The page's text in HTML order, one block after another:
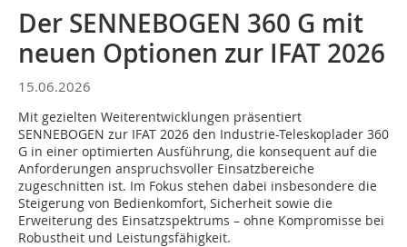
Der SENNEBOGEN 360 G mit
neuen Optionen zur IFAT 2026
15.06.2026
Mit gezielten Weiterentwicklungen präsentiert
SENNEBOGEN zur IFAT 2026 den Industrie-Teleskoplader 360
G in einer optimierten Ausführung, die konsequent auf die
Anforderungen anspruchsvoller Einsatzbereiche
zugeschnitten ist. Im Fokus stehen dabei insbesondere die
Steigerung von Bedienkomfort, Sicherheit sowie die
Erweiterung des Einsatzspektrums – ohne Kompromisse bei
Robustheit und Leistungsfähigkeit.